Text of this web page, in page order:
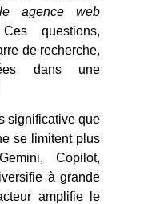
agence web
questions,
de recherche,
dans une
significative que
se limitent plus
Copilot,
à grande
amplifie le